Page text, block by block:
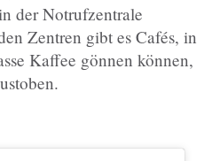
der Notrufzentrale
Zentren gibt es Cafés, in
Kaffee gönnen können,